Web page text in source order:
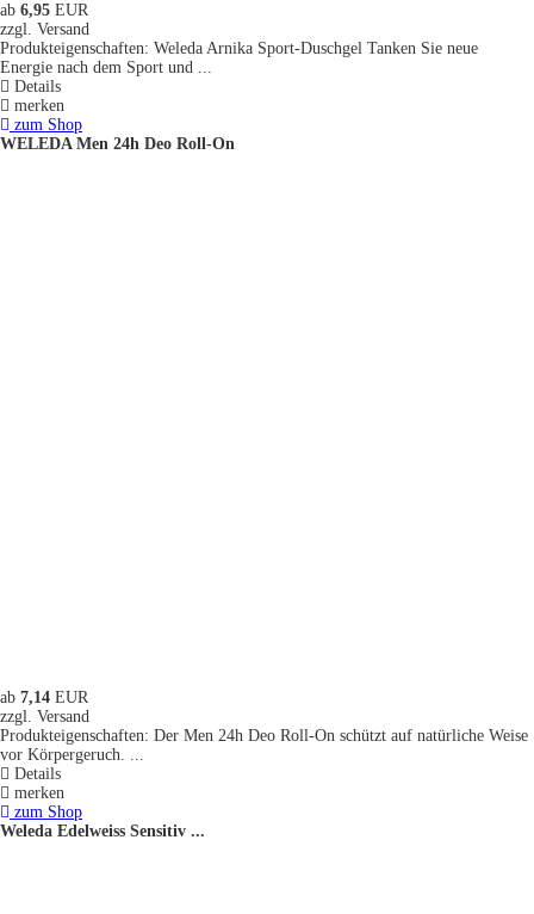
ab 6,95 EUR
zzgl. Versand
Produkteigenschaften: Weleda Arnika Sport-Duschgel Tanken Sie neue
Energie nach dem Sport und ...
Details
merken
zum Shop
WELEDA Men 24h Deo Roll-On
ab 7,14 EUR
zzgl. Versand
Produkteigenschaften: Der Men 24h Deo Roll-On schützt auf natürliche Weise
vor Körpergeruch. ...
Details
merken
zum Shop
Weleda Edelweiss Sensitiv ...